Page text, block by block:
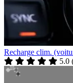
Recharge clim.
5.0